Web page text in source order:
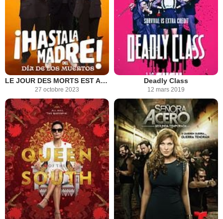
LE JOUR DES MORTS EST ANNULÉ
27 octobre 2023
Deadly Class
12 mars 2019